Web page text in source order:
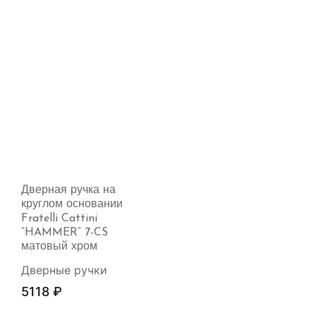
Дверная ручка на
круглом основании
Fratelli Cattini
“HAMMER” 7-CS
матовый хром
Дверные ручки
5118 ₽